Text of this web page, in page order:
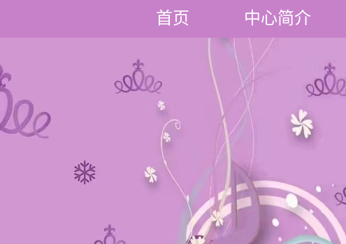
首页 中心简介